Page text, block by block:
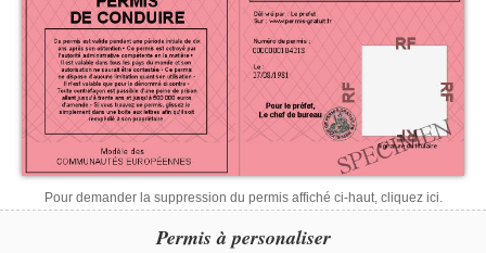
Pour demander la suppression du permis affiché ci-haut, cliquez ici.
Permis à personaliser